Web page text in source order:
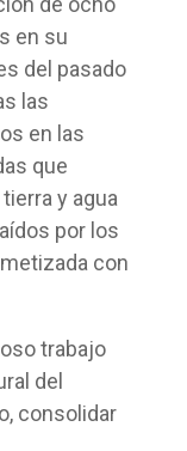
en su
del pasado
las
en las
que
y agua
por los
con
trabajo
del
consolidar